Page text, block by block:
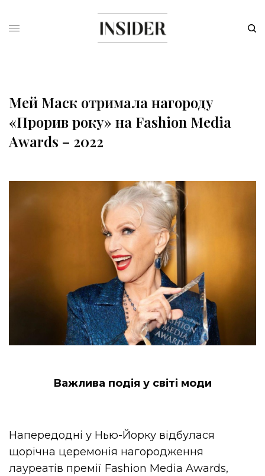
Мей Маск отримала нагороду
«Прорив року» на Fashion Media
Awards – 2022
Важлива подія у світі моди
Напередодні у Нью-Йорку відбулася
щорічна церемонія нагородження
лауреатів премії Fashion Media Awards,